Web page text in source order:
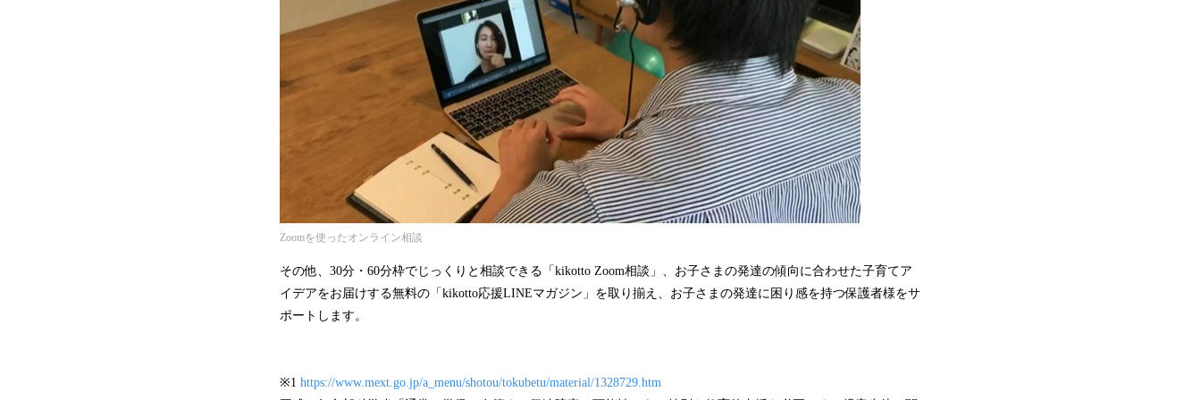
Zoomを使ったオンライン相談
その他、30分・60分枠でじっくりと相談できる「kikotto Zoom相談」、お子さまの発達の傾向に合わせた子育てア
イデアをお届けする無料の「kikotto応援LINEマガジン」を取り揃え、お子さまの発達に困り感を持つ保護者様をサ
ポートします。
※1 https://www.mext.go.jp/a_menu/shotou/tokubetu/material/1328729.htm